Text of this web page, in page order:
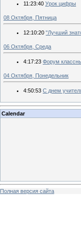
11:23:40 Урок цифры
08 Октября, Пятница
12:10:20 "Лучший
06 Октября, Среда
4:17:23 Форум
04 Октября, Понедельник
4:50:53 С днем
Calendar
Полная версия сайта